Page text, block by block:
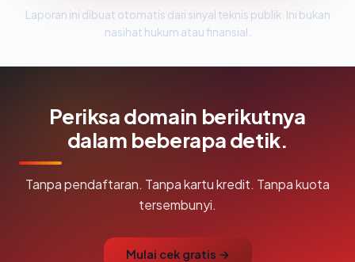
Laporan ini dibuat otomatis dari sinyal teknis publik. Ini bukan
nasihat hukum atau finansial.
Periksa domain berikutnya
dalam beberapa detik.
Tanpa pendaftaran. Tanpa kartu kredit. Tanpa kuota
tersembunyi.
Mulai cek gratis →